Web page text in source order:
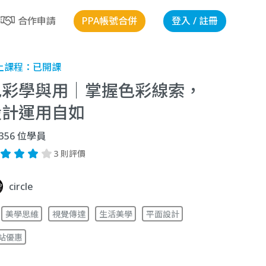
合作申請 PPA帳號合併 登入 / 註冊
課程： 已開課
學與用｜掌握色彩線索，
運用自如
位學員
3 則評價
circle
美學思維 視覺傳達 生活美學 平面設計
優惠